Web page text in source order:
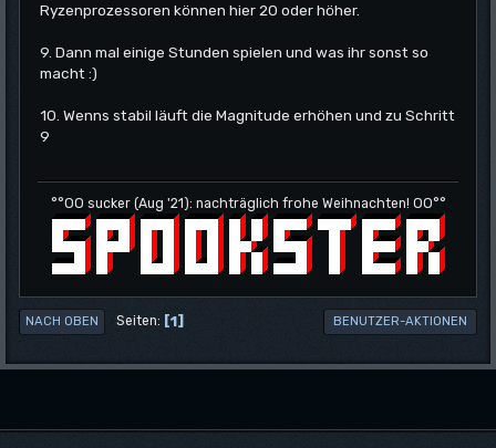
Ryzenprozessoren können hier 20 oder höher.
9. Dann mal einige Stunden spielen und was ihr sonst so
macht :)
10. Wenns stabil läuft die Magnitude erhöhen und zu Schritt
9
°°OO sucker (Aug '21): nachträglich frohe Weihnachten! OO°°
NACH OBEN Seiten 1 BENUTZER-AKTIONEN